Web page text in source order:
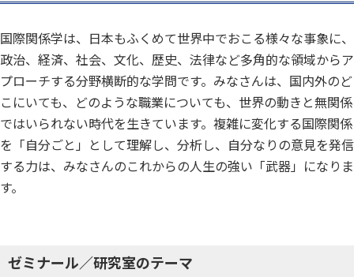
国際関係学は、日本もふくめて世界中でおこる様々な事象に、
政治、経済、社会、文化、歴史、法律など多角的な領域からア
プローチする分野横断的な学問です。みなさんは、国内外のど
こにいても、どのような職業についても、世界の動きと無関係
ではいられない時代を生きています。複雑に変化する国際関係
を「自分ごと」として理解し、分析し、自分なりの意見を発信
する力は、みなさんのこれからの人生の強い「武器」になりま
す。
ゼミナール／研究室のテーマ